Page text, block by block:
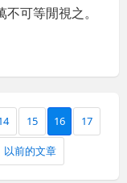
可等閒視之。
15 16 17
以前的文章